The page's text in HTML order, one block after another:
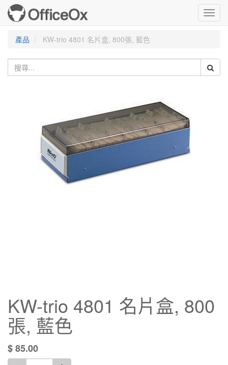
產品
KW-trio 4801 名片盒, 800張, 藍色
KW-trio 4801 名片盒, 800
張, 藍色
$85.00